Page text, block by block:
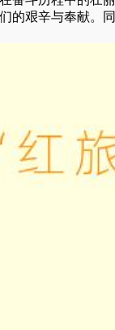
的艰辛与奉献。